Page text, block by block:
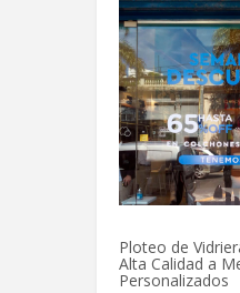
Ploteo de
Alta Calidad a
Personalizados